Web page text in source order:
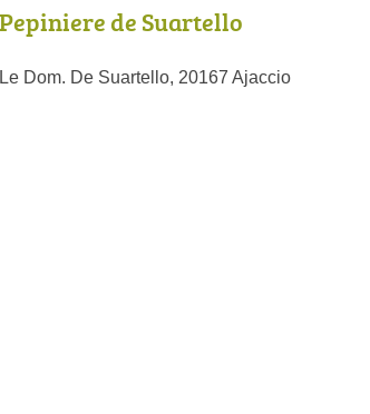
Pepiniere de Suartello
Le Dom. De Suartello, 20167 Ajaccio